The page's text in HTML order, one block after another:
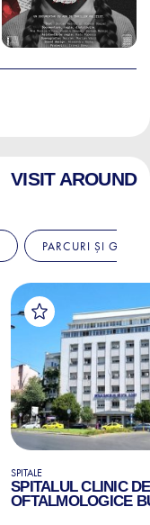
VISIT AROUND
PARCURI ȘI
SPITALE
SPITALUL CLINIC
OFTALMOLOGICE